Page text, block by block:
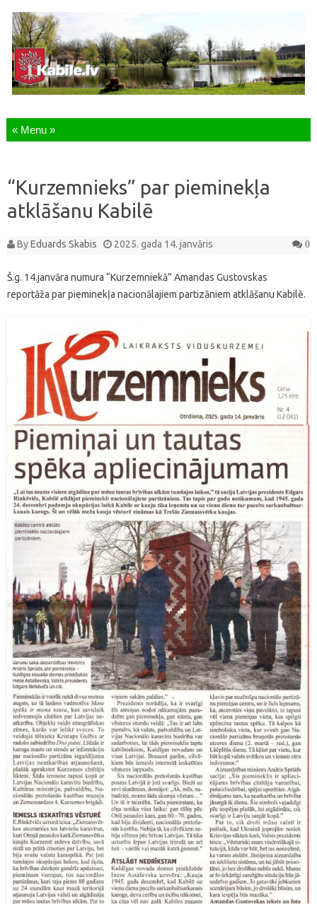
Skip to content
“Kurzemnieks” par pieminekļa
atklāšanu Kabilē
ByEduards Skabis 2025. gada 14. janvāris 0
Š.g. 14.janvāra numura “Kurzemniekā” Amandas Gustovskas
reportāža par pieminekļa nacionālajiem partizāniem atklāšanu Kabilē.